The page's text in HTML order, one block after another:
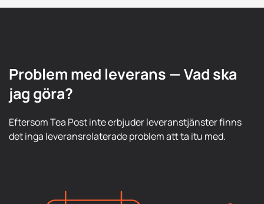
Problem med leverans — Vad ska
jag göra?
Eftersom Tea Post inte erbjuder leveranstjänster finns
det inga leveransrelaterade problem att ta itu med.